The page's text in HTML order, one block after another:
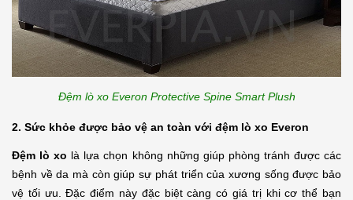
Đệm lò xo Everon Protective Spine Smart Plush
2. Sức khỏe được bảo vệ an toàn với đệm lò xo Everon
Đệm lò xo là lựa chọn không những giúp phòng tránh được các
bệnh về da mà còn giúp sự phát triển của xương sống được bảo
vệ tối ưu. Đặc điểm này đặc biệt càng có giá trị khi cơ thể bạn